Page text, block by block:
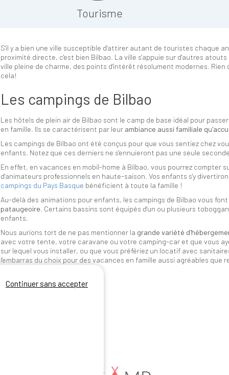
Tourisme
S'il y a bien une ville susceptible d'attirer autant de touristes chaque
proximité directe, c'est bien Bilbao. La ville s'appuie sur d'autres
ville pleine de charme, des points d'intérêt résolument modernes.
cela!
Les campings de Bilbao
Les hôtels de plein air de Bilbao sont le camp de base idéal pour
en famille. Ils se caractérisent par leur ambiance aussi familiale
Les campings de Bilbao ont été conçus pour que vous sentiez chez
enfants. Notez que ces derniers ne s'ennuieront pas une seule
En effet, en vacances en mobil-home à Bilbao, vous pourrez compter
d'animateurs professionnels en haute-saison. Vos enfants s'y
campings du Pays Basque bénéficient à toute la famille !
Au-delà des animations pour enfants, les campings de Bilbao vous
pataugeoire . Certains bassins sont équipés d'un ou plusieurs
enfants.
Nous aurions tort de ne pas mentionner la grande variété
avec votre tente, votre caravane ou votre camping-car et que vous
sur lequel vous installer, ou que vous préfériez un locatif avec
l'embarras du choix pour des vacances en famille aussi agréables que
Continuer sans accepter